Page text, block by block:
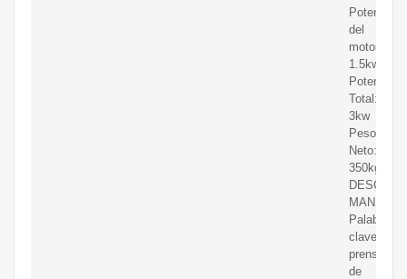
Potencia
del
motor:
1.5kw
Potencia
Total:
3kw
Peso
Neto:
350kg
MANUAL
Palabras
claves
prensa
de